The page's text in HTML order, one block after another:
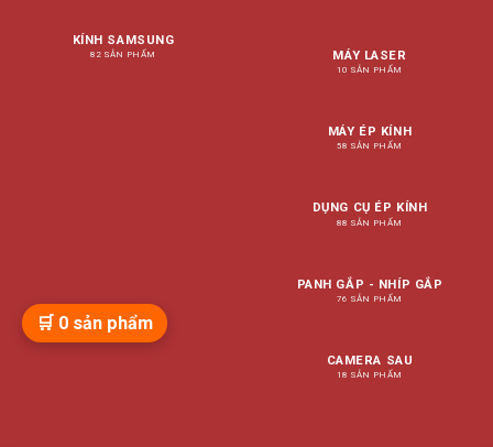
KÍNH SAMSUNG
82 SẢN PHẨM MÁY LASER
10 SẢN PHẨM
MÁY ÉP KÍNH
58 SẢN PHẨM
DỤNG CỤ ÉP KÍNH
88 SẢN PHẨM
PANH GẮP - NHÍP GẮP
76 SẢN PHẨM
CAMERA SAU
18 SẢN PHẨM
🛒 0 sản phẩm